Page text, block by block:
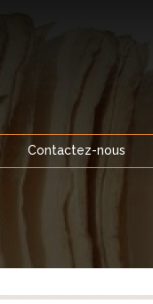
Contactez-nous